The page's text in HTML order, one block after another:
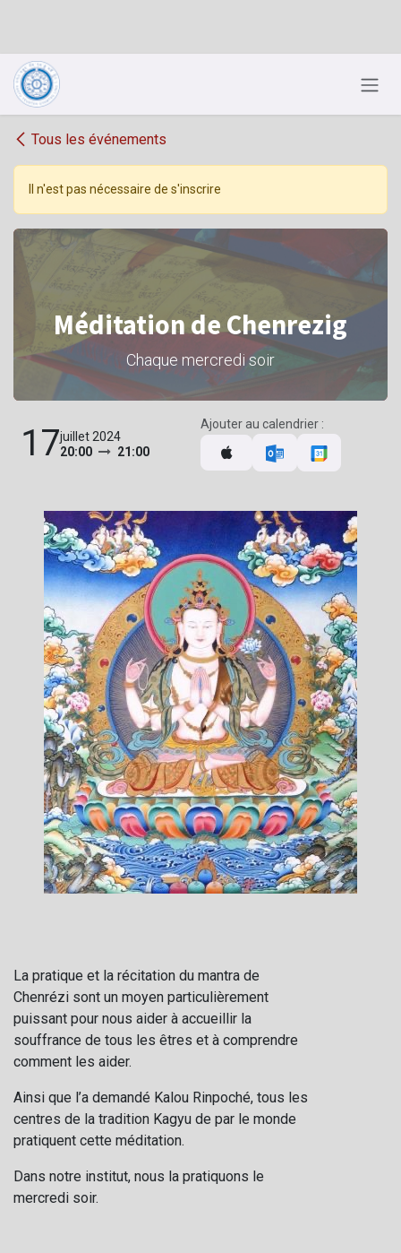
Se rendre au contenu
Tous les événements
Il n'est pas nécessaire de s'inscrire
Méditation de Chenrezig
Chaque mercredi soir
17juillet 2024
20:00
21:00
Ajouter au calendrier :
La pratique et la récitation du mantra de
Chenrézi sont un moyen particulièrement
puissant pour nous aider à accueillir la
souffrance de tous les êtres et à comprendre
comment les aider.
Ainsi que l’a demandé Kalou Rinpoché, tous les
centres de la tradition Kagyu de par le monde
pratiquent cette méditation.
Dans notre institut, nous la pratiquons le
mercredi soir.